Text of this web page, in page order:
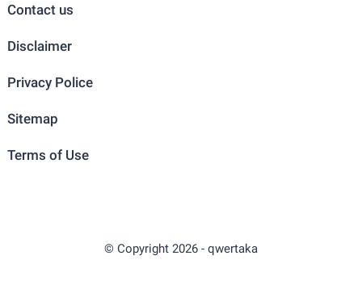
Contact us
Disclaimer
Privacy Police
Sitemap
Terms of Use
© Copyright 2026- qwertaka